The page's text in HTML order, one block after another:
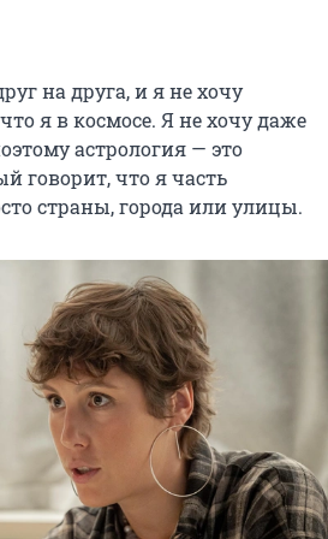
на друга, и я не хочу
я в космосе. Я не хочу даже
астрология — это
говорит, что я часть
страны, города или улицы.